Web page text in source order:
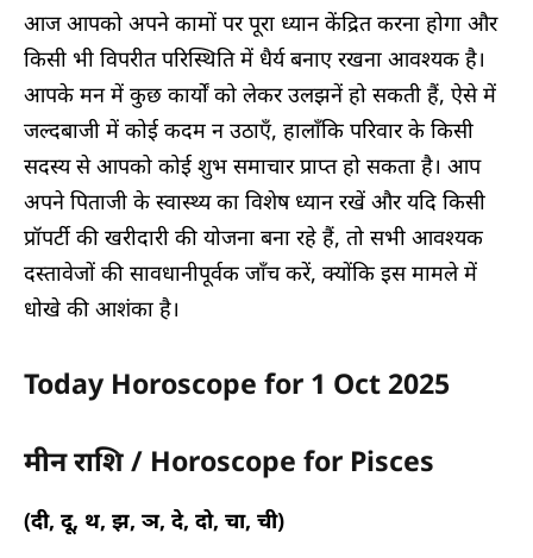
आज आपको अपने कामों पर पूरा ध्यान केंद्रित करना होगा और
किसी भी विपरीत परिस्थिति में धैर्य बनाए रखना आवश्यक है।
आपके मन में कुछ कार्यों को लेकर उलझनें हो सकती हैं, ऐसे में
जल्दबाजी में कोई कदम न उठाएँ, हालाँकि परिवार के किसी
सदस्य से आपको कोई शुभ समाचार प्राप्त हो सकता है। आप
अपने पिताजी के स्वास्थ्य का विशेष ध्यान रखें और यदि किसी
प्रॉपर्टी की खरीदारी की योजना बना रहे हैं, तो सभी आवश्यक
दस्तावेजों की सावधानीपूर्वक जाँच करें, क्योंकि इस मामले में
धोखे की आशंका है।
Today Horoscope for 1 Oct 2025
मीन राशि / Horoscope for Pisces
(दी, दू, थ, झ, ञ, दे, दो, चा, ची)